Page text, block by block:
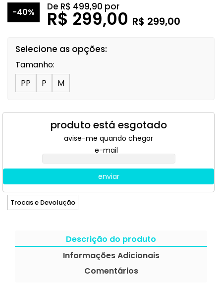
-40% De R$ 499,90 por
R$ 299,00 R$ 299,00
Selecione as opções:
Tamanho:
PP
P M
produto está esgotado
avise-me quando chegar
e-mail
enviar
Trocas e Devolução
Descrição do produto
Informações Adicionais
Comentários